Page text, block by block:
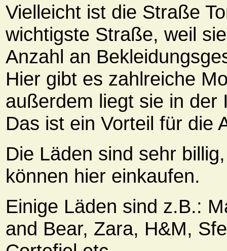
Vielleicht ist die Straße
wichtigste Straße, weil
Anzahl an
Hier gibt es zahlreiche
außerdem liegt sie in der
Das ist ein Vorteil für die
Die Läden sind sehr
können hier einkaufen.
Einige Läden sind z.B.:
and Bear, Zara, H&M,